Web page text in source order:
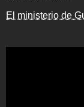
El ministerio de